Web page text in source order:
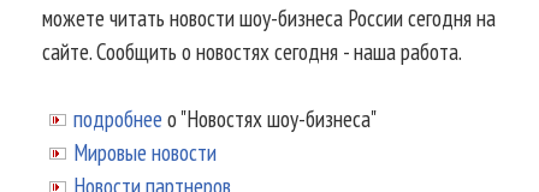
можете читать новости шоу-бизнеса России сегодня на
сайте. Сообщить о новостях сегодня - наша работа.
подробнее о "Новостях шоу-бизнеса"
Мировые новости
Новости партнеров